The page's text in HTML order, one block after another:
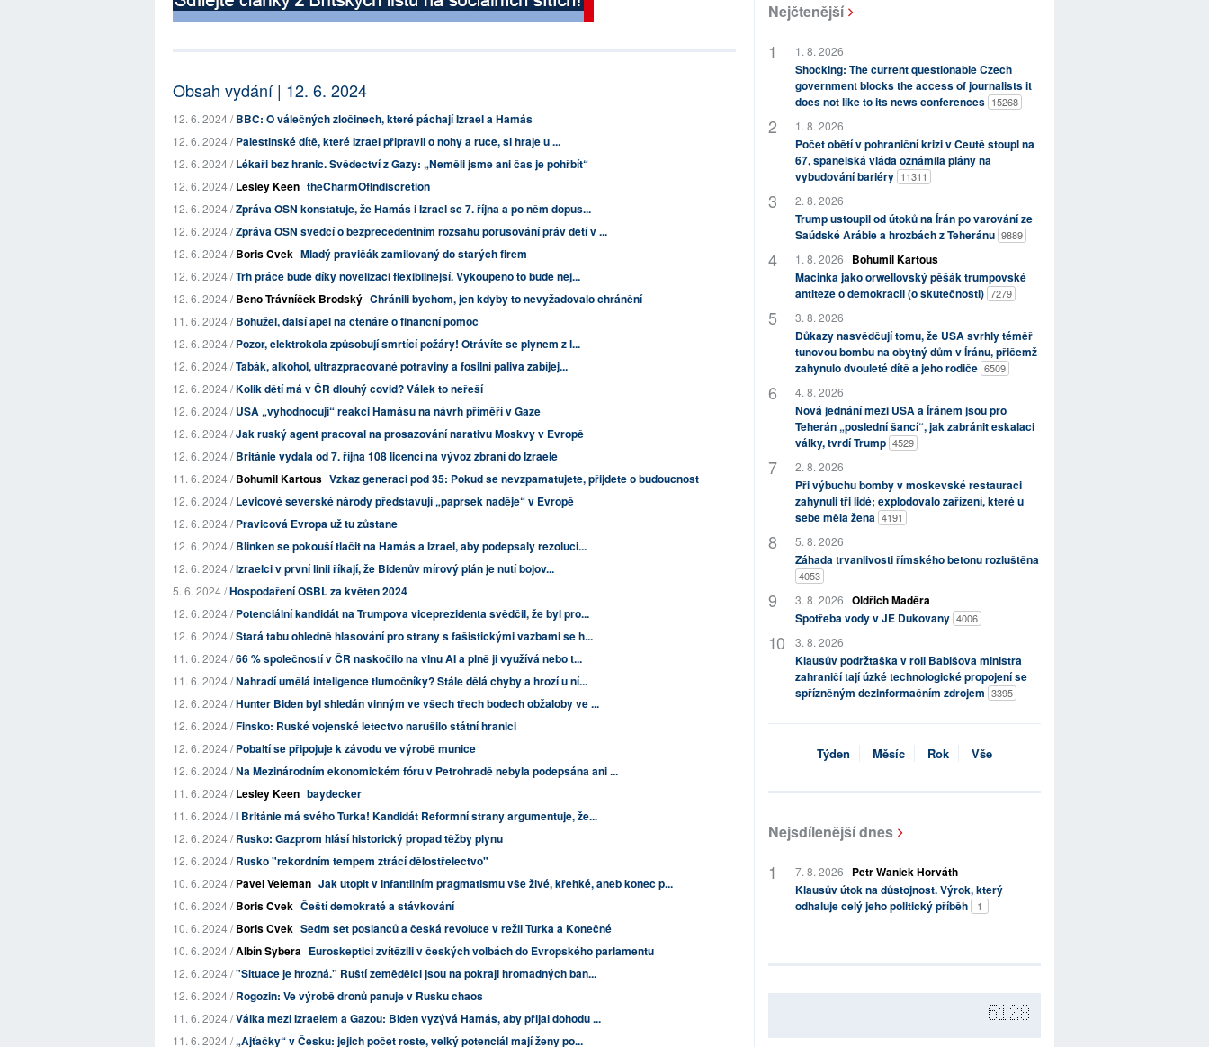
Obsah vydání | 12. 6. 2024
12. 6. 2024 /BBC: O válečných zločinech, které páchají Izrael a Hamás
12. 6. 2024 /Palestinské dítě, které Izrael připravil o nohy a ruce, si hraje u ...
12. 6. 2024 /Lékaři bez hranic. Svědectví z Gazy: „Neměli jsme ani čas je pohřbít“
12. 6. 2024 /Lesley Keen theCharmOfIndiscretion
12. 6. 2024 /Zpráva OSN konstatuje, že Hamás i Izrael se 7. října a po něm dopus...
12. 6. 2024 /Zpráva OSN svědčí o bezprecedentním rozsahu porušování práv dětí v ...
12. 6. 2024 /Boris Cvek Mladý pravičák zamilovaný do starých firem
12. 6. 2024 /Trh práce bude díky novelizaci flexibilnější. Vykoupeno to bude nej...
12. 6. 2024 /Beno Trávníček Brodský Chránili bychom, jen kdyby to nevyžadovalo chránění
11. 6. 2024 /Bohužel, další apel na čtenáře o finanční pomoc
12. 6. 2024 /Pozor, elektrokola způsobují smrtící požáry! Otrávíte se plynem z l...
12. 6. 2024 /Tabák, alkohol, ultrazpracované potraviny a fosilní paliva zabíjej...
12. 6. 2024 /Kolik dětí má v ČR dlouhý covid? Válek to neřeší
12. 6. 2024 /USA „vyhodnocují“ reakci Hamásu na návrh příměří v Gaze
12. 6. 2024 /Jak ruský agent pracoval na prosazování narativu Moskvy v Evropě
12. 6. 2024 /Británie vydala od 7. října 108 licencí na vývoz zbraní do Izraele
11. 6. 2024 /Bohumil Kartous Vzkaz generaci pod 35: Pokud se nevzpamatujete, přijdete o budoucnost
12. 6. 2024 /Levicové severské národy představují „paprsek naděje“ v Evropě
12. 6. 2024 /Pravicová Evropa už tu zůstane
12. 6. 2024 /Blinken se pokouší tlačit na Hamás a Izrael, aby podepsaly rezoluci...
12. 6. 2024 /Izraelci v první linii říkají, že Bidenův mírový plán je nutí bojov...
5. 6. 2024 /Hospodaření OSBL za květen 2024
12. 6. 2024 /Potenciální kandidát na Trumpova viceprezidenta svědčil, že byl pro...
12. 6. 2024 /Stará tabu ohledně hlasování pro strany s fašistickými vazbami se h...
11. 6. 2024 /66 % společností v ČR naskočilo na vlnu AI a plně ji využívá nebo t...
11. 6. 2024 /Nahradí umělá inteligence tlumočníky? Stále dělá chyby a hrozí u ní...
12. 6. 2024 /Hunter Biden byl shledán vinným ve všech třech bodech obžaloby ve ...
12. 6. 2024 /Finsko: Ruské vojenské letectvo narušilo státní hranici
12. 6. 2024 /Pobaltí se připojuje k závodu ve výrobě munice
12. 6. 2024 /Na Mezinárodním ekonomickém fóru v Petrohradě nebyla podepsána ani ...
11. 6. 2024 /Lesley Keen baydecker
11. 6. 2024 /I Británie má svého Turka! Kandidát Reformní strany argumentuje, že...
12. 6. 2024 /Rusko: Gazprom hlásí historický propad těžby plynu
12. 6. 2024 /Rusko "rekordním tempem ztrácí dělostřelectvo"
10. 6. 2024 /Pavel Veleman Jak utopit v infantilním pragmatismu vše živé, křehké, aneb konec p...
10. 6. 2024 /Boris Cvek Čeští demokraté a stávkování
10. 6. 2024 /Boris Cvek Sedm set poslanců a česká revoluce v režii Turka a Konečné
10. 6. 2024 /Albín Sybera Euroskeptici zvítězili v českých volbách do Evropského parlamentu
12. 6. 2024 /"Situace je hrozná." Ruští zemědělci jsou na pokraji hromadných ban...
12. 6. 2024 /Rogozin: Ve výrobě dronů panuje v Rusku chaos
11. 6. 2024 /Válka mezi Izraelem a Gazou: Biden vyzývá Hamás, aby přijal dohodu ...
11. 6. 2024 /„Ajťačky“ v Česku: jejich počet roste, velký potenciál mají ženy po...
Nejčtenější
1. 8. 2026
Shocking: The current questionable Czech
government blocks the access of journalists it
does not like to its news conferences 15268
1. 8. 2026
Počet obětí v pohraniční krizi v Ceutě stoupl na
67, španělská vláda oznámila plány na
vybudování bariéry 11311
2. 8. 2026
Trump ustoupil od útoků na Írán po varování ze
Saúdské Arábie a hrozbách z Teheránu 9889
1. 8. 2026
Bohumil Kartous
Macinka jako orwellovský pěšák trumpovské
antiteze o demokracii (o skutečnosti) 7279
3. 8. 2026
Důkazy nasvědčují tomu, že USA svrhly téměř
tunovou bombu na obytný dům v Íránu, přičemž
zahynulo dvouleté dítě a jeho rodiče 6509
4. 8. 2026
Nová jednání mezi USA a Íránem jsou pro
Teherán „poslední šancí“, jak zabránit eskalaci
války, tvrdí Trump 4529
2. 8. 2026
Při výbuchu bomby v moskevské restauraci
zahynuli tři lidé; explodovalo zařízení, které u
sebe měla žena 4191
5. 8. 2026
Záhada trvanlivosti římského betonu rozluštěna
4053
3. 8. 2026 Oldřich Maděra
Spotřeba vody v JE Dukovany 4006
3. 8. 2026
Klausův podržtaška v roli Babišova ministra
zahraničí tají úzké technologické propojení se
spřízněným dezinformačním zdrojem 3395
Týden Měsíc Rok Vše
Nejsdílenější dnes
7. 8. 2026
Petr Waniek Horváth
Klausův útok na důstojnost. Výrok, který
odhaluje celý jeho politický příběh
1
6128